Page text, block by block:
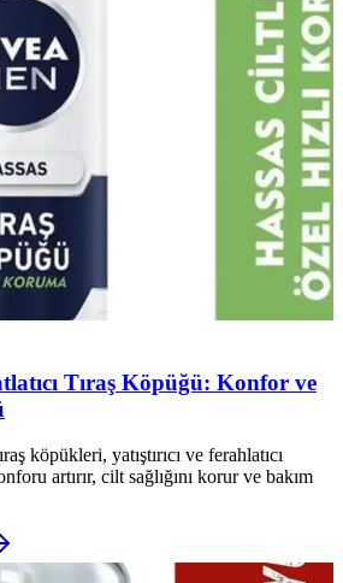
Tıraş Köpüğü: Konfor ve
köpükleri, yatıştırıcı ve ferahlatıcı
artırır, cilt sağlığını korur ve bakım